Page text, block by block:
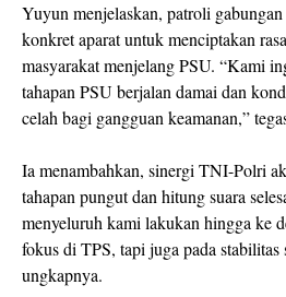
Yuyun menjelaskan, patroli
konkret aparat untuk menciptakan
masyarakat menjelang PSU. “Kami
tahapan PSU berjalan damai dan
celah bagi gangguan keamanan,”
Ia menambahkan, sinergi TNI-Polri
tahapan pungut dan hitung suara
menyeluruh kami lakukan hingga ke
fokus di TPS, tapi juga pada stabilitas
ungkapnya.